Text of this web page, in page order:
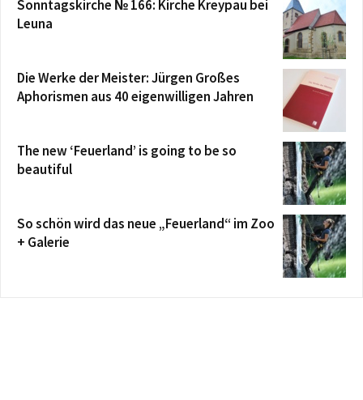
Sonntagskirche № 166: Kirche Kreypau bei
Leuna
Die Werke der Meister: Jürgen Großes
Aphorismen aus 40 eigenwilligen Jahren
The new ‘Feuerland’ is going to be so
beautiful
So schön wird das neue „Feuerland“ im Zoo
+ Galerie